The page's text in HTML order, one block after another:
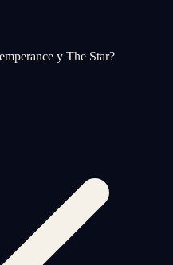
y The Star?